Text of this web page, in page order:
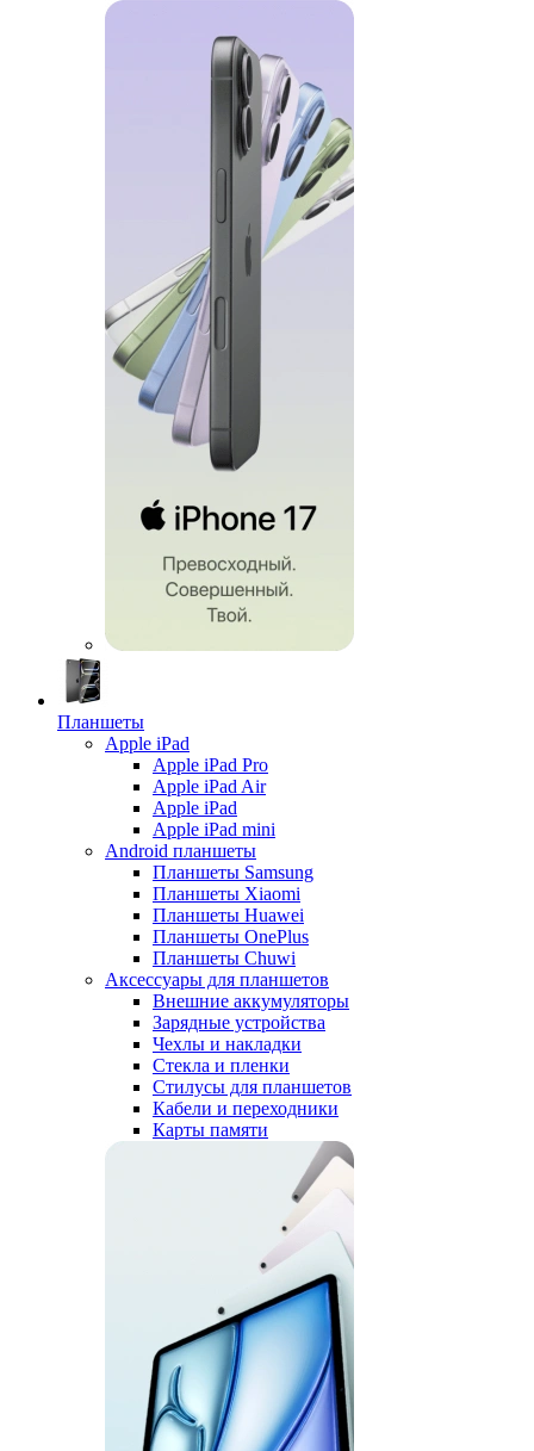
Планшеты
Apple iPad
Apple iPad Pro
Apple iPad Air
Apple iPad
Apple iPad mini
Android планшеты
Планшеты Samsung
Планшеты Xiaomi
Планшеты Huawei
Планшеты OnePlus
Планшеты Chuwi
Аксессуары для планшетов
Внешние аккумуляторы
Зарядные устройства
Чехлы и накладки
Стекла и пленки
Стилусы для планшетов
Кабели и переходники
Карты памяти